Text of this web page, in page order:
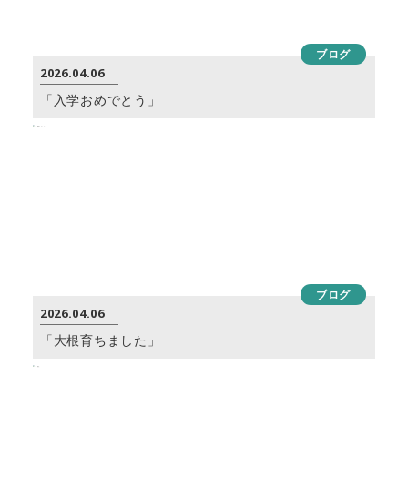
ブログ
2026.04.06
「入学おめでとう」
ブログ
2026.04.06
「大根育ちました」